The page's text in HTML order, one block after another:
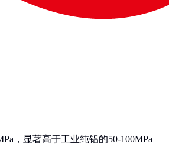
，显著高于工业纯铝的50-100MPa